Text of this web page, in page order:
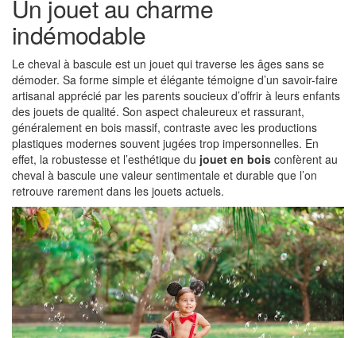
Un jouet au charme
indémodable
Le cheval à bascule est un jouet qui traverse les âges sans se
démoder. Sa forme simple et élégante témoigne d’un savoir-faire
artisanal apprécié par les parents soucieux d’offrir à leurs enfants
des jouets de qualité. Son aspect chaleureux et rassurant,
généralement en bois massif, contraste avec les productions
plastiques modernes souvent jugées trop impersonnelles. En
effet, la robustesse et l’esthétique du jouet en bois confèrent au
cheval à bascule une valeur sentimentale et durable que l’on
retrouve rarement dans les jouets actuels.